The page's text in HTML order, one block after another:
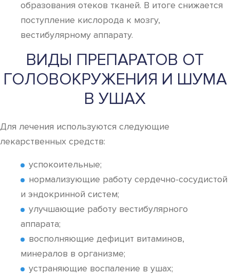
образования отеков тканей. В итоге снижается
поступление кислорода к мозгу,
вестибулярному аппарату.
ВИДЫ ПРЕПАРАТОВ ОТ
ГОЛОВОКРУЖЕНИЯ И ШУМА
В УШАХ
Для лечения используются следующие
лекарственных средств:
успокоительные;
нормализующие работу сердечно-сосудистой
и эндокринной систем;
улучшающие работу вестибулярного
аппарата;
восполняющие дефицит витаминов,
минералов в организме;
устраняющие воспаление в ушах;